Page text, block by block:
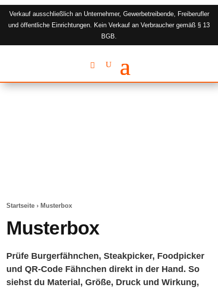
Verkauf ausschließlich an Unternehmer, Gewerbetreibende, Freiberufler
und öffentliche Einrichtungen. Kein Verkauf an Verbraucher gemäß § 13
BGB.
Startseite › Musterbox
Musterbox
Prüfe Burgerfähnchen, Steakpicker, Foodpicker
und QR-Code Fähnchen direkt in der Hand. So
siehst du Material, Größe, Druck und Wirkung,